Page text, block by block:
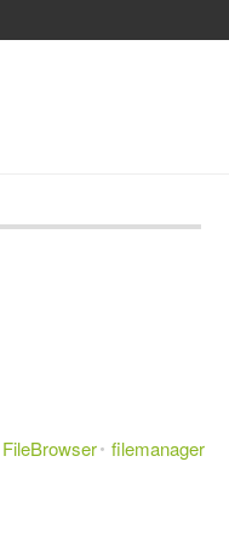
FileBrowser filemanager